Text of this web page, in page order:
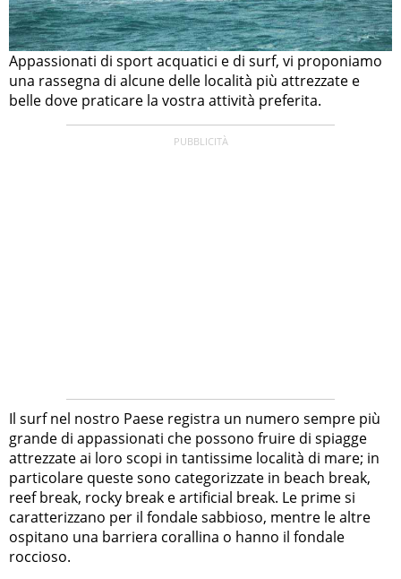
Appassionati di sport acquatici e di surf, vi proponiamo
una rassegna di alcune delle località più attrezzate e
belle dove praticare la vostra attività preferita.
Il surf nel nostro Paese registra un numero sempre più
grande di appassionati che possono fruire di spiagge
attrezzate ai loro scopi in tantissime località di mare; in
particolare queste sono categorizzate in beach break,
reef break, rocky break e artificial break. Le prime si
caratterizzano per il fondale sabbioso, mentre le altre
ospitano una barriera corallina o hanno il fondale
roccioso.